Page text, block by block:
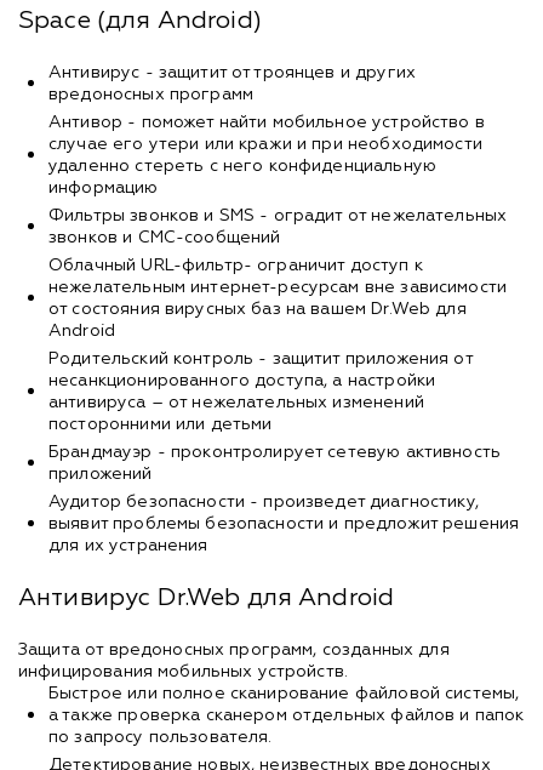
Space (для Android)
Антивирус - защитит от троянцев и других
вредоносных программ
Антивор - поможет найти мобильное устройство в
случае его утери или кражи и при необходимости
удаленно стереть с него конфиденциальную
информацию
Фильтры звонков и SMS - оградит от нежелательных
звонков и СМС-сообщений
Облачный URL-фильтр- ограничит доступ к
нежелательным интернет-ресурсам вне зависимости
от состояния вирусных баз на вашем Dr.Web для
Android
Родительский контроль - защитит приложения от
несанкционированного доступа, а настройки
антивируса – от нежелательных изменений
посторонними или детьми
Брандмауэр - проконтролирует сетевую активность
приложений
Аудитор безопасности - произведет диагностику,
выявит проблемы безопасности и предложит решения
для их устранения
Антивирус Dr.Web для Android
Защита от вредоносных программ, созданных для
инфицирования мобильных устройств.
Быстрое или полное сканирование файловой системы,
а также проверка сканером отдельных файлов и папок
по запросу пользователя.
Детектирование новых, неизвестных вредоносных